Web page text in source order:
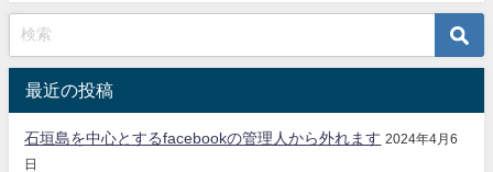
最近の投稿
石垣島を中心とするfacebookの管理人から外れます 2024年4月6
日